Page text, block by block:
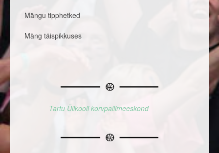
Mängu tipphetked
Mäng täispikkuses
Tartu Ülikooli korvpallimeeskond